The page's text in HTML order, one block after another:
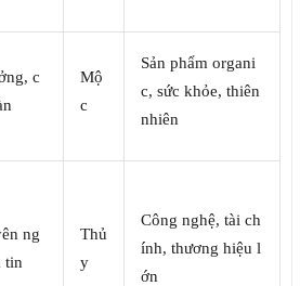
c
Mộ
c
Sản phẩm organi
c, sức khỏe, thiên
nhiên
ng
tin
Thủ
y
Công nghệ, tài ch
ính, thương hiệu l
ớn